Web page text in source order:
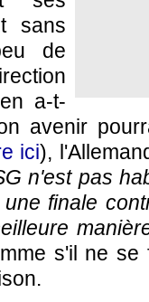
sans
de
a-t-
avenir
ici),
n'est pas
finale
s'il ne se